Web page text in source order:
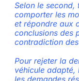
Selon le
comporter les
et répondre aux
conclusions des
contradiction
Pour rejeter la
véhicule adapté,